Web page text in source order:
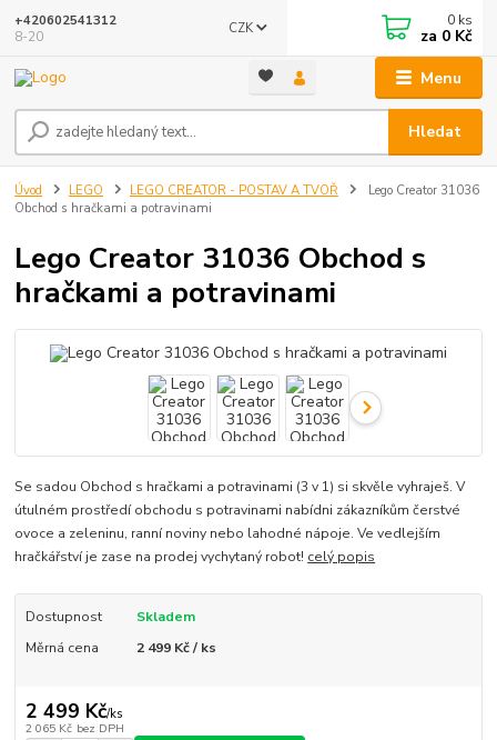
Menu
CZK
Hledat
+420602541312
8-20
0 ks
za 0 Kč
Úvod LEGO LEGO CREATOR - POSTAV A TVOŘ
Lego Creator 31036
Obchod s hračkami a potravinami
Lego Creator 31036 Obchod s
hračkami a potravinami
Se sadou Obchod s hračkami a potravinami (3 v 1) si skvěle vyhraješ. V
útulném prostředí obchodu s potravinami nabídni zákazníkům čerstvé
ovoce a zeleninu, ranní noviny nebo lahodné nápoje. Ve vedlejším
hračkářství je zase na prodej vychytaný robot! celý popis
Dostupnost
Skladem
Měrná cena
2 499 Kč / ks
2 499 Kč/ks
2 065 Kč bez DPH